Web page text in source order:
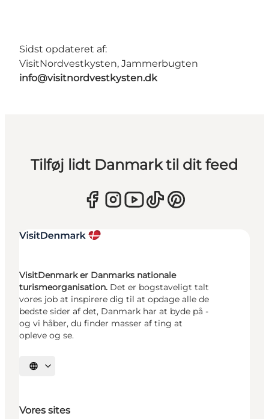
Sidst opdateret af:
VisitNordvestkysten, Jammerbugten
info@visitnordvestkysten.dk
Tilføj lidt Danmark til dit feed
VisitDenmark er Danmarks nationale
turismeorganisation. Det er bogstaveligt talt
vores job at inspirere dig til at opdage alle de
bedste sider af det, Danmark har at byde på -
og vi håber, du finder masser af ting at
opleve og se.
Vælg sprog
Vores sites